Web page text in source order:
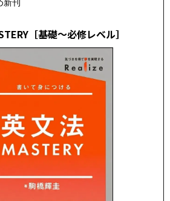
新刊
［基礎～必修レベル］